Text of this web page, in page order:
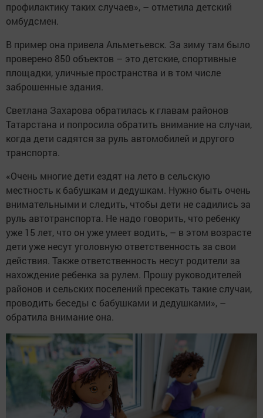
профилактику таких случаев», – отметила детский
омбудсмен.
В пример она привела Альметьевск. За зиму там было
проверено 850 объектов – это детские, спортивные
площадки, уличные пространства и в том числе
заброшенные здания.
Светлана Захарова обратилась к главам районов
Татарстана и попросила обратить внимание на случаи,
когда дети садятся за руль автомобилей и другого
транспорта.
«Очень многие дети ездят на лето в сельскую
местность к бабушкам и дедушкам. Нужно быть очень
внимательными и следить, чтобы дети не садились за
руль автотранспорта. Не надо говорить, что ребенку
уже 15 лет, что он уже умеет водить, – в этом возрасте
дети уже несут уголовную ответственность за свои
действия. Также ответственность несут родители за
нахождение ребенка за рулем. Прошу руководителей
районов и сельских поселений пресекать такие случаи,
проводить беседы с бабушками и дедушками», –
обратила внимание она.